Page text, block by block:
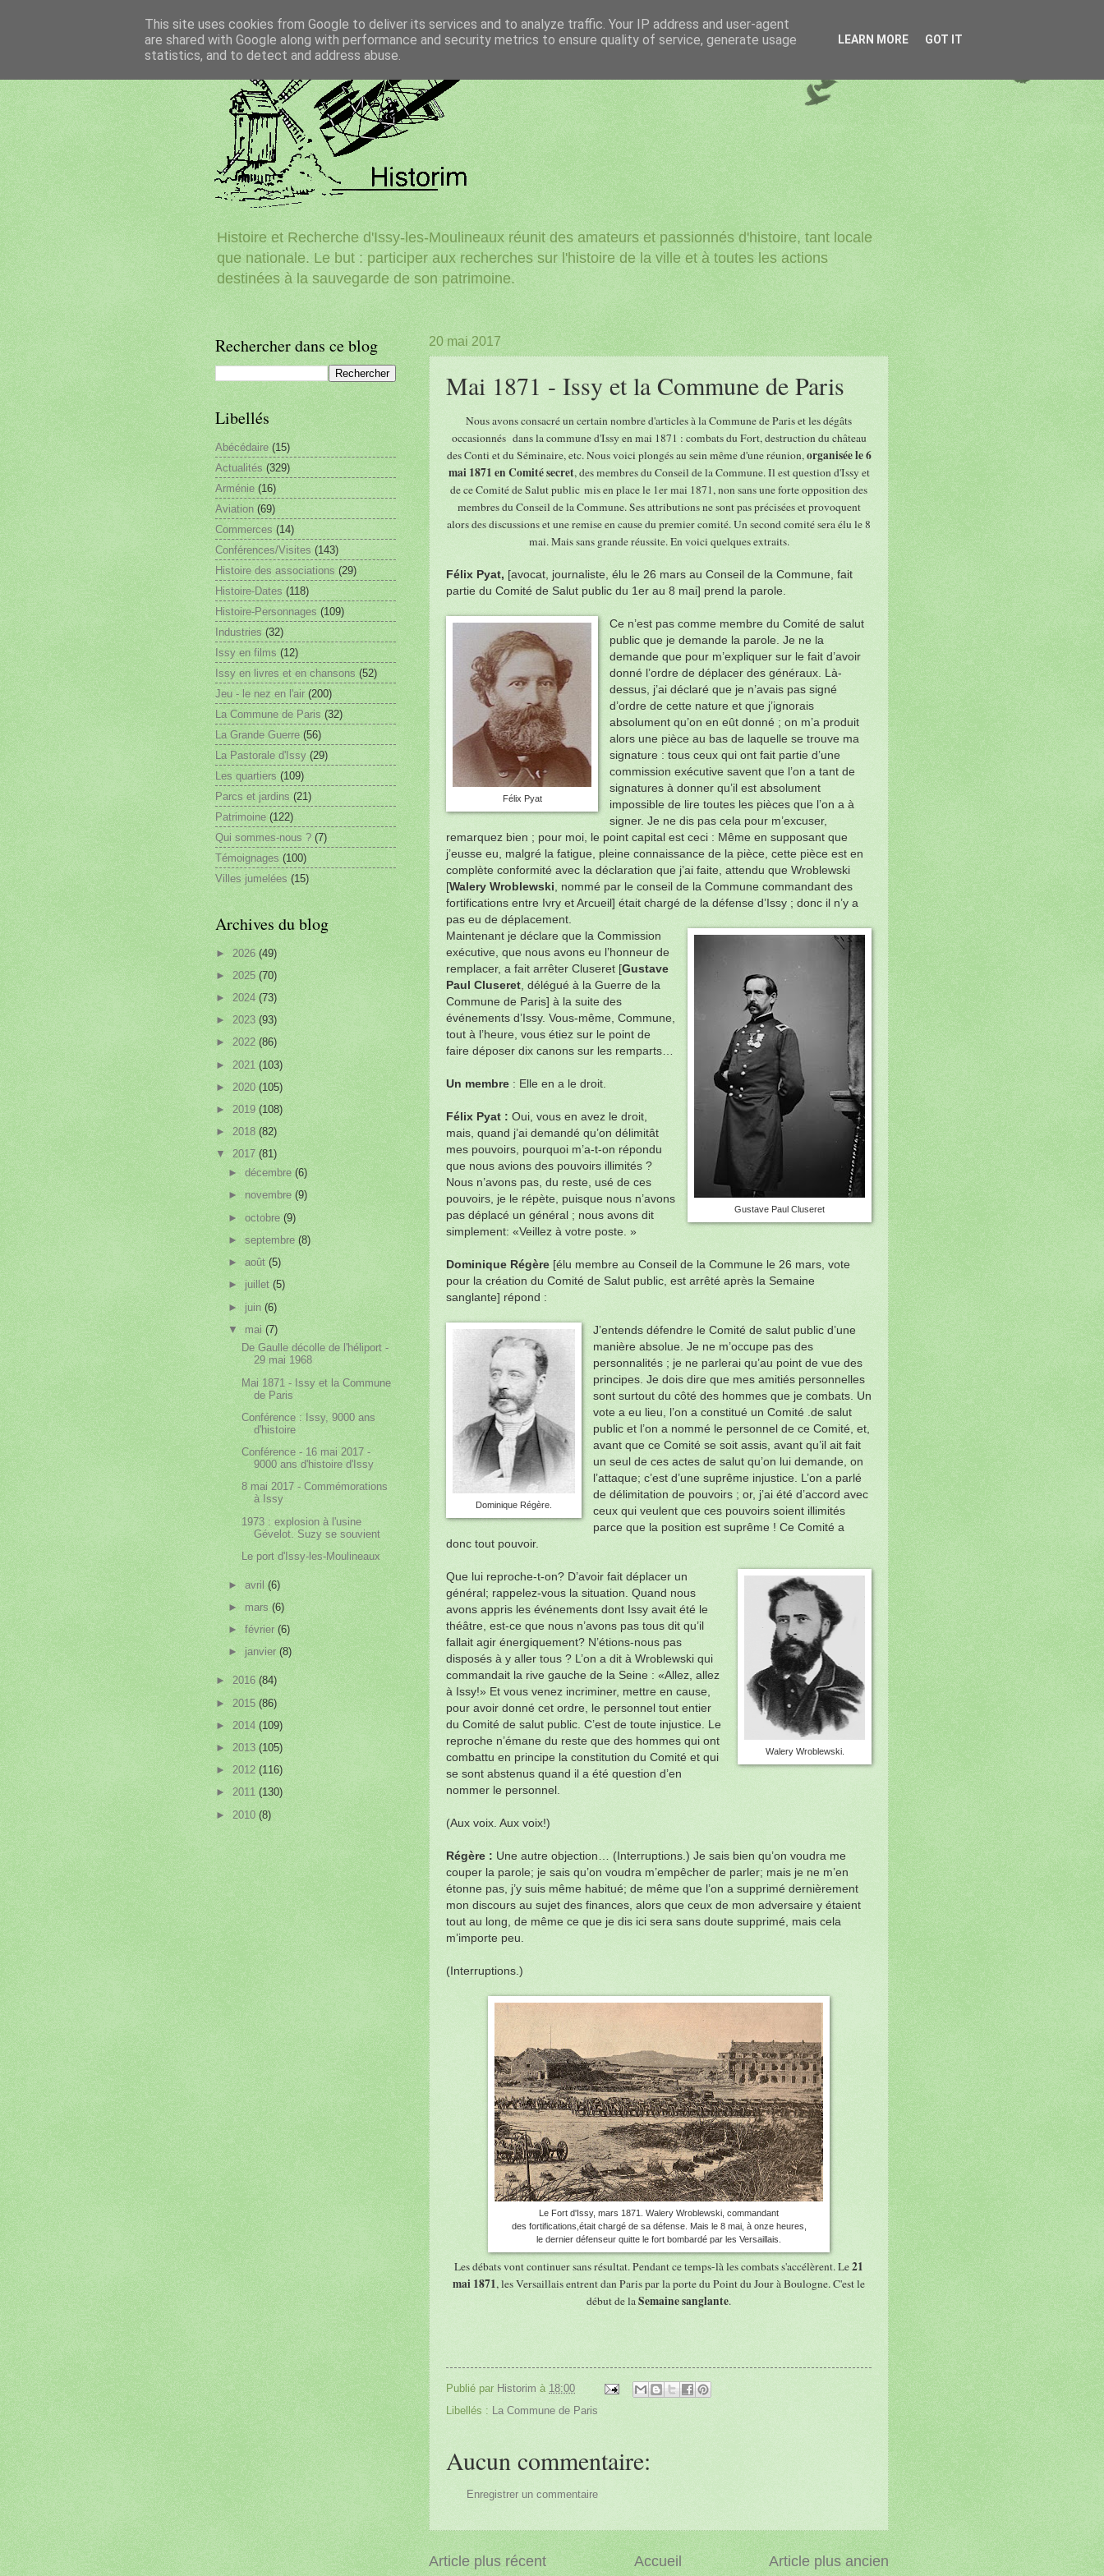
Histoire et Recherche d'Issy-les-Moulineaux réunit des amateurs et passionnés d'histoire, tant locale
que nationale. Le but : participer aux recherches sur l'histoire de la ville et à toutes les actions
destinées à la sauvegarde de son patrimoine.
20 mai 2017
Mai 1871 - Issy et la Commune de Paris
Nous avons consacré un certain nombre d'articles à la Commune de Paris et les dégâts
occasionnés dans la commune d'Issy en mai 1871 : combats du Fort, destruction du château
des Conti et du Séminaire, etc. Nous voici plongés au sein même d'une réunion,organisée le 6
mai 1871 en Comité secret, des membres du Conseil de la Commune. Il est question d'Issy et
de ce Comité de Salut public mis en place le 1er mai 1871, non sans une forte opposition des
membres du Conseil de la Commune. Ses attributions ne sont pas précisées et provoquent
alors des discussions et une remise en cause du premier comité. Un second comité sera élu le 8
mai. Mais sans grande réussite. En voici quelques extraits.
Félix Pyat, [avocat, journaliste, élu le 26 mars au Conseil de la Commune, fait
partie du Comité de Salut public du 1er au 8 mai] prend la parole.
Félix Pyat
Ce n’est pas comme membre du Comité de salut
public que je demande la parole. Je ne la
demande que pour m’expliquer sur le fait d’avoir
donné l’ordre de déplacer des généraux. Là-
dessus, j’ai déclaré que je n’avais pas signé
d’ordre de cette nature et que j’ignorais
absolument qu’on en eût donné ; on m’a produit
alors une pièce au bas de laquelle se trouve ma
signature : tous ceux qui ont fait partie d’une
commission exécutive savent que l’on a tant de
signatures à donner qu’il est absolument
impossible de lire toutes les pièces que l’on a à
signer. Je ne dis pas cela pour m’excuser,
remarquez bien ; pour moi, le point capital est ceci : Même en supposant que
j’eusse eu, malgré la fatigue, pleine connaissance de la pièce, cette pièce est en
complète conformité avec la déclaration que j’ai faite, attendu que Wroblewski
[Walery Wroblewski , nommé par le conseil de la Commune commandant des
fortifications entre Ivry et Arcueil] était chargé de la défense d’Issy ; donc il n’y a
pas eu de déplacement.
Gustave Paul Cluseret
Maintenant je déclare que la Commission
exécutive, que nous avons eu l’honneur de
remplacer, a fait arrêter Cluseret [Gustave
Paul Cluseret , délégué à la Guerre de la
Commune de Paris] à la suite des
événements d’Issy. Vous-même, Commune,
tout à l’heure, vous étiez sur le point de
faire déposer dix canons sur les remparts…
Un membre : Elle en a le droit.
Félix Pyat : Oui, vous en avez le droit,
mais, quand j’ai demandé qu’on délimitât
mes pouvoirs, pourquoi m’a-t-on répondu
que nous avions des pouvoirs illimités ?
Nous n’avons pas, du reste, usé de ces
pouvoirs, je le répète, puisque nous n’avons
pas déplacé un général ; nous avons dit
simplement: «Veillez à votre poste. »
Dominique Régère [élu membre au Conseil de la Commune le 26 mars, vote
pour la création du Comité de Salut public, est arrêté après la Semaine
sanglante] répond :
Dominique Régère.
J’entends défendre le Comité de salut public d’une
manière absolue. Je ne m’occupe pas des
personnalités ; je ne parlerai qu’au point de vue des
principes. Je dois dire que mes amitiés personnelles
sont surtout du côté des hommes que je combats. Un
vote a eu lieu, l’on a constitué un Comité .de salut
public et l’on a nommé le personnel de ce Comité, et,
avant que ce Comité se soit assis, avant qu’il ait fait
un seul de ces actes de salut qu’on lui demande, on
l’attaque; c’est d’une suprême injustice. L’on a parlé
de délimitation de pouvoirs ; or, j’ai été d’accord avec
ceux qui veulent que ces pouvoirs soient illimités
parce que la position est suprême ! Ce Comité a
donc tout pouvoir.
Walery Wroblewski.
Que lui reproche-t-on? D’avoir fait déplacer un
général; rappelez-vous la situation. Quand nous
avons appris les événements dont Issy avait été le
théâtre, est-ce que nous n’avons pas tous dit qu’il
fallait agir énergiquement? N’étions-nous pas
disposés à y aller tous ? L’on a dit à Wroblewski qui
commandait la rive gauche de la Seine : «Allez, allez
à Issy!» Et vous venez incriminer, mettre en cause,
pour avoir donné cet ordre, le personnel tout entier
du Comité de salut public. C’est de toute injustice. Le
reproche n’émane du reste que des hommes qui ont
combattu en principe la constitution du Comité et qui
se sont abstenus quand il a été question d’en
nommer le personnel.
(Aux voix. Aux voix!)
Régère : Une autre objection… (Interruptions.) Je sais bien qu’on voudra me
couper la parole; je sais qu’on voudra m’empêcher de parler; mais je ne m’en
étonne pas, j’y suis même habitué; de même que l’on a supprimé dernièrement
mon discours au sujet des finances, alors que ceux de mon adversaire y étaient
tout au long, de même ce que je dis ici sera sans doute supprimé, mais cela
m’importe peu.
(Interruptions.)
Le Fort d'Issy, mars 1871. Walery Wroblewski, commandant
des fortifications,était chargé de sa défense. Mais le 8 mai, à onze heures,
le dernier défenseur quitte le fort bombardé par les Versaillais.
Les débats vont continuer sans résultat. Pendant ce temps-là les combats s'accélèrent. Le21
mai 1871, les Versaillais entrent dan Paris par la porte du Point du Jour à Boulogne. C'est le
début de laSemaine sanglante.
Publié par Historim à 18:00
Libellés : La Commune de Paris
Aucun commentaire:
Enregistrer un commentaire
Article plus récent Article plus ancien
Accueil
Rechercher dans ce blog
Libellés
Abécédaire (15)
Actualités (329)
Arménie (16)
Aviation (69)
Commerces (14)
Conférences/Visites (143)
Histoire des associations (29)
Histoire-Dates (118)
Histoire-Personnages (109)
Industries (32)
Issy en films (12)
Issy en livres et en chansons (52)
Jeu - le nez en l'air (200)
La Commune de Paris (32)
La Grande Guerre (56)
La Pastorale d'Issy (29)
Les quartiers (109)
Parcs et jardins (21)
Patrimoine (122)
Qui sommes-nous ? (7)
Témoignages (100)
Villes jumelées (15)
Archives du blog
► 2026 (49)
► 2025 (70)
► 2024 (73)
► 2023 (93)
► 2022 (86)
► 2021 (103)
► 2020 (105)
► 2019 (108)
► 2018 (82)
▼ 2017 (81)
►décembre(6)
►novembre(9)
►octobre(9)
►septembre(8)
►août(5)
► juillet(5)
► juin(6)
▼mai(7)
De Gaulle décolle de l'héliport -
29 mai 1968
Mai 1871 - Issy et la Commune
de Paris
Conférence : Issy, 9000 ans
d'histoire
Conférence - 16 mai 2017 -
9000 ans d'histoire d'Issy
8 mai 2017 - Commémorations
à Issy
1973 : explosion à l'usine
Gévelot. Suzy se souvient
Le port d'Issy-les-Moulineaux
►avril(6)
►mars(6)
►février(6)
► janvier(8)
► 2016 (84)
► 2015 (86)
► 2014 (109)
► 2013 (105)
► 2012 (116)
► 2011 (130)
► 2010 (8)
This site uses cookies from Google to deliver its services and to analyze traffic. Your IP address and user-agent
are shared with Google along with performance and security metrics to ensure quality of service, generate usage
statistics, and to detect and address abuse.
LEARN MORE GOT IT